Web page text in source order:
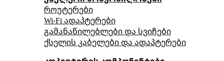
როუტერები
Wi-Fi ადაპტერები
გამანაწილებლები და სვიჩები
ქსელის კაბელები და ადაპტერები